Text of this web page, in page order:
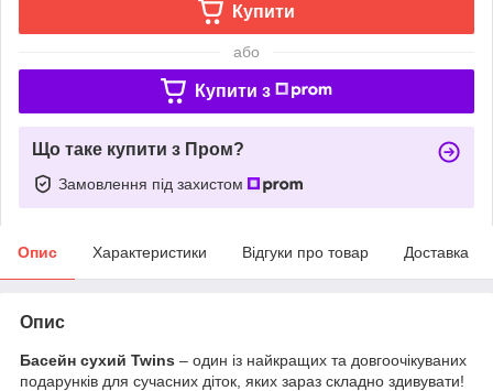
Купити
або
Купити з
Що таке купити з Пром?
Замовлення під захистом
Опис Характеристики Відгуки про товар Доставка
Опис
Басейн сухий Twins – один із найкращих та довгоочікуваних
подарунків для сучасних діток, яких зараз складно здивувати!